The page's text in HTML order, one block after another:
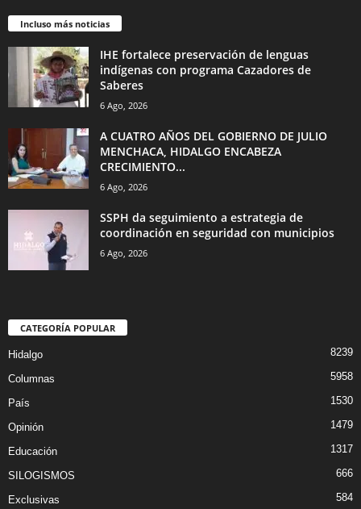
Incluso más noticias
IHE fortalece preservación de lenguas
indígenas con programa Cazadores de
Saberes
6 Ago, 2026
A CUATRO AÑOS DEL GOBIERNO DE JULIO
MENCHACA, HIDALGO ENCABEZA
CRECIMIENTO...
6 Ago, 2026
SSPH da seguimiento a estrategia de
coordinación en seguridad con municipios
6 Ago, 2026
CATEGORÍA POPULAR
Hidalgo 8239
Columnas 5958
País 1530
Opinión 1479
Educación 1317
SILOGISMOS 666
Exclusivas 584